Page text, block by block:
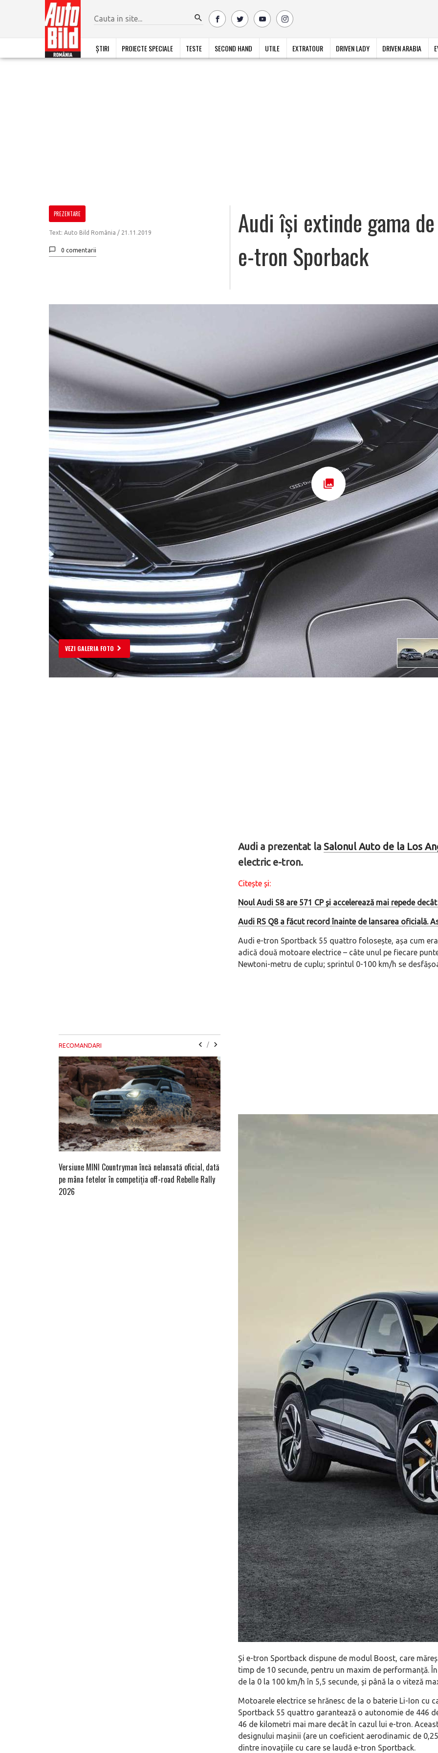
ȘTIRI PROIECTE SPECIALE TESTE SECOND HAND UTILE EXTRATOUR DRIVEN LADY DRIVEN ARABIA
PREZENTARE
Text: Auto Bild România / 21.11.2019
0 comentarii
Audi își extinde gama
e-tron Sporback
VEZI GALERIA FOTO
Audi a prezentat la Salonul Auto de la Los
electric e-tron.
Citește și:
Noul Audi S8 are 571 CP și accelerează mai repede
Audi RS Q8 a făcut record înainte de lansarea oficială.
Audi e-tron Sportback 55 quattro folosește, așa cum
adică două motoare electrice – câte unul pe fiecare
Newtoni-metru de cuplu; sprintul 0-100 km/h se
Și e-tron Sportback dispune de modul Boost, care
timp de 10 secunde, pentru un maxim de performanță.
de la 0 la 100 km/h în 5,5 secunde, și până la o viteză
Motoarele electrice se hrănesc de la o baterie Li-Ion cu
Sportback 55 quattro garantează o autonomie de 446
46 de kilometri mai mare decât în cazul lui e-tron.
designului mașinii (are un coeficient aerodinamic de
dintre inovațiile cu care se laudă e-tron Sportback.
RECOMANDARI /
Versiune MINI Countryman încă nelansată oficial, dată
pe mâna fetelor în competiția off-road Rebelle Rally
2026